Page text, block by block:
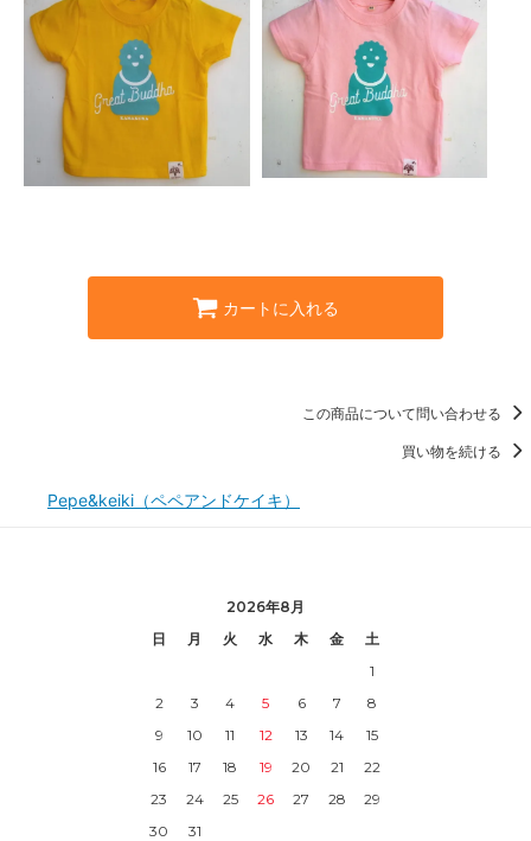
カートに入れる
この商品について問い合わせる
買い物を続ける
Pepe&keiki（ペペアンドケイキ）
2026年8月
日
月 火 水 木 金
土
1
2
3 4 5 6 7
8
9
10 11 12 13 14
15
16
17 18 19 20 21
22
23
24 25 26 27 28
29
30
31